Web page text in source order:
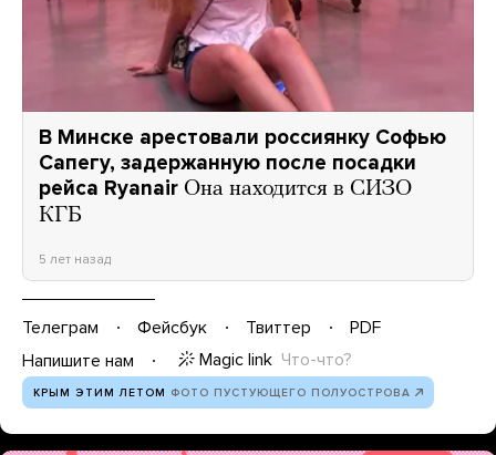
В Минске арестовали россиянку Софью
Сапегу, задержанную после посадки
рейса Ryanair Она находится в СИЗО
КГБ
5 лет назад
Телеграм Фейсбук Твиттер
PDF
Напишите нам
Magic link Что-что?
КРЫМ ЭТИМ ЛЕТОМ ФОТО ПУСТУЮЩЕГО ПОЛУОСТРОВА